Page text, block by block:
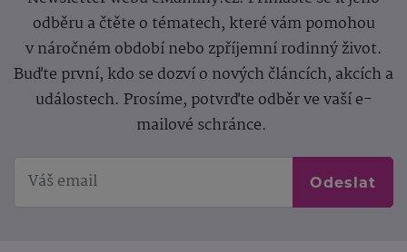
odběru a čtěte o tématech, které vám pomohou
v náročném období nebo zpříjemní rodinný život.
Buďte první, kdo se dozví o nových článcích, akcích a
událostech. Prosíme, potvrďte odběr ve vaší e-
mailové schránce.
Odeslat